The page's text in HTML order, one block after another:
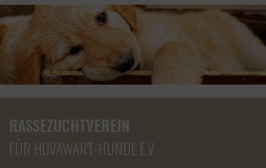
RASSEZUCHTVEREIN
FÜR HOVAWART-HUNDE E.V.